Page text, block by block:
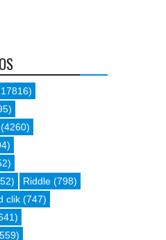
(4260)
Riddle (798)
clik (747)